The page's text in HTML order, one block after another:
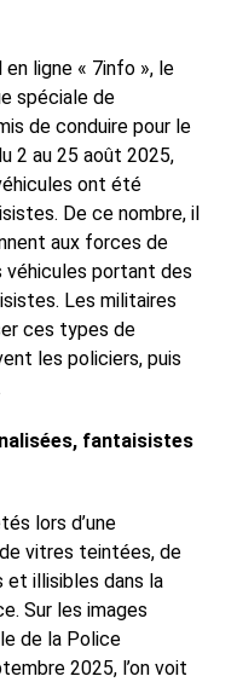
ligne « 7info », le
spéciale de
de conduire pour le
2 au 25 août 2025,
ont été
De ce nombre, il
aux forces de
véhicules portant des
Les militaires
ces types de
les policiers, puis
fantaisistes
lors d’une
vitres teintées, de
et illisibles dans la
Sur les images
de la Police
2025, l’on voit